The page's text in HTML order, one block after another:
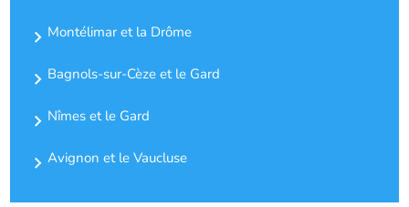
Montélimar et la Drôme
Bagnols-sur-Cèze et le Gard
Nîmes et le Gard
Avignon et le Vaucluse